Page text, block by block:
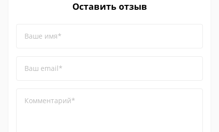
Оставить отзыв
Ваше имя*
Ваш email*
Комментарий*